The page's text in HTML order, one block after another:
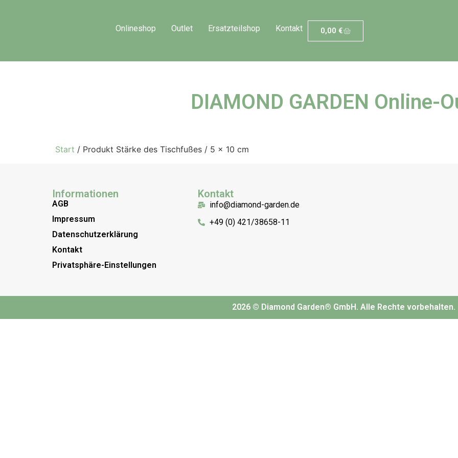
Onlineshop Outlet Ersatzteilshop Kontakt 0,00 €
DIAMOND GARDEN Online-
Start / Produkt Stärke des Tischfußes / 5 x 10 cm
Informationen
AGB
Impressum
Datenschutzerklärung
Kontakt
Privatsphäre-Einstellungen
Kontakt
info@diamond-garden.de
+49 (0) 421/38658-11
2026 © Diamond Garden® GmbH. Alle Rechte vorbehalten.